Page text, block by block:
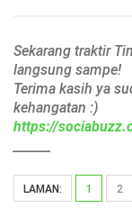
Sekarang traktir
langsung sampe!
Terima kasih ya
kehangatan :)
https://
LAMAN: 1 2